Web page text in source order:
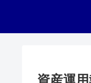
資産運用